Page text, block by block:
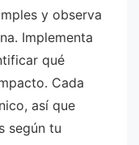
y observa
Implementa
qué
Cada
así que
según tu